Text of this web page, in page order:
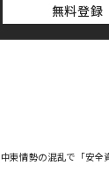
無料登録
中東情勢の混乱で「安全